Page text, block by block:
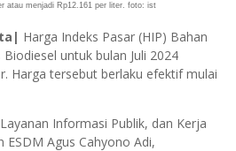
atau menjadi Rp12.161 per liter. foto: ist
Harga Indeks Pasar (HIP) Bahan
untuk bulan Juli 2024
Harga tersebut berlaku efektif mulai
Informasi Publik, dan Kerja
ESDM Agus Cahyono Adi,